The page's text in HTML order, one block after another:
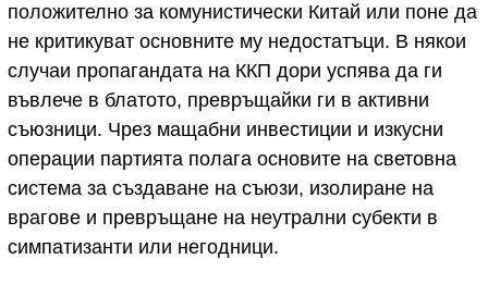
положително за комунистически Китай или поне да
не критикуват основните му недостатъци. В някои
случаи пропагандата на ККП дори успява да ги
въвлече в блатото, превръщайки ги в активни
съюзници. Чрез мащабни инвестиции и изкусни
операции партията полага основите на световна
система за създаване на съюзи, изолиране на
врагове и превръщане на неутрални субекти в
симпатизанти или негодници.